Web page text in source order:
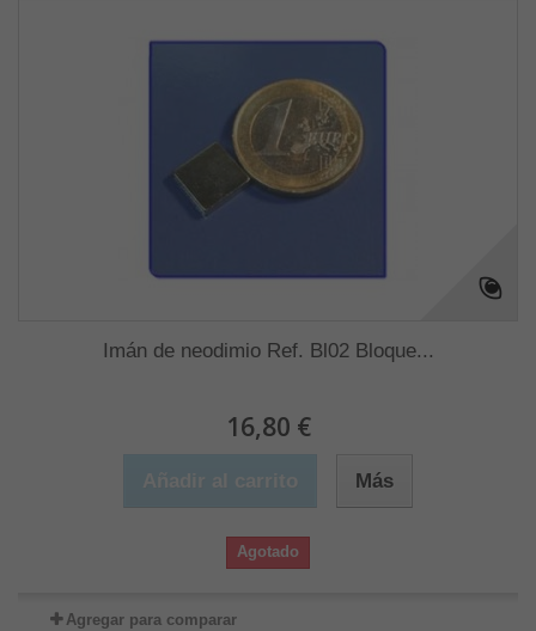
Imán de neodimio Ref. Bl02 Bloque...
16,80 €
Más
Agotado
Agregar para comparar